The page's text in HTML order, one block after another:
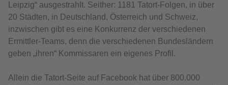
Leipzig“ ausgestrahlt. Seither: 1181 Tatort-Folgen, in über
20 Städten, in Deutschland, Österreich und Schweiz,
inzwischen gibt es eine Konkurrenz der verschiedenen
Ermittler-Teams, denn die verschiedenen Bundesländern
geben „ihren“ Kommissaren ein eigenes Profil.
Allein die Tatort-Seite auf Facebook hat über 800.000